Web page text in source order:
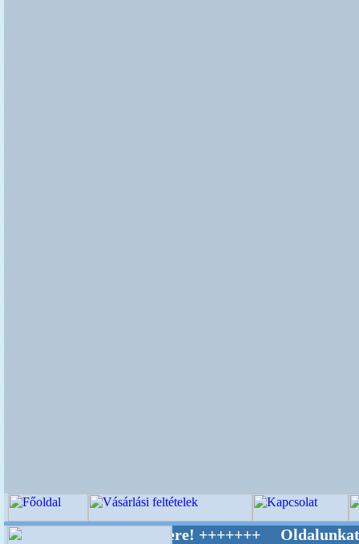
Világ Mestere! +++++++ Oldalunkat